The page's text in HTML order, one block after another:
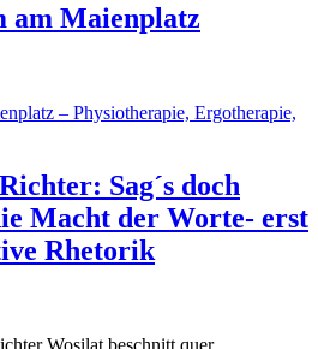
am Maienplatz
Sag´s doch
Macht der Worte- erst
Rhetorik